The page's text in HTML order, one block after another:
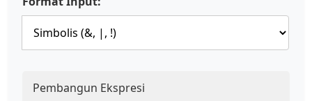
Pembangun Ekspresi